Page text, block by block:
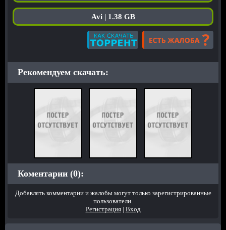
Avi | 1.38 GB
Рекомендуем скачать:
Коментарии (0):
Добавлять комментарии и жалобы могут только зарегистрированные
пользователи.
Регистрация| Вход